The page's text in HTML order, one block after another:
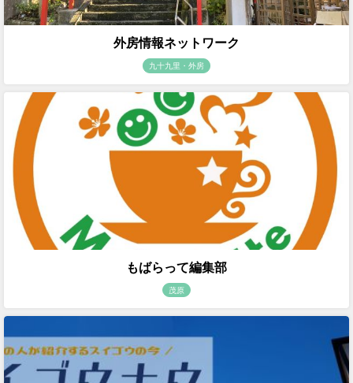
外房情報ネットワーク
九十九里・外房
もばらって編集部
茂原